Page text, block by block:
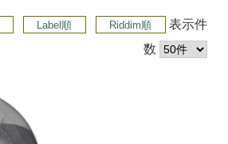
Label順 Riddim順
表示件
数